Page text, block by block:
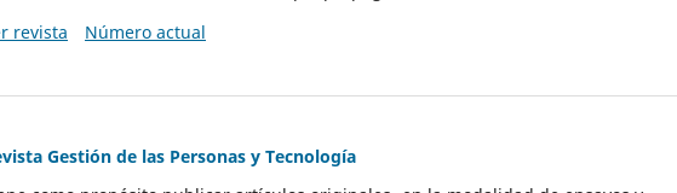
revista
Número actual
Gestión de las Personas y Tecnología